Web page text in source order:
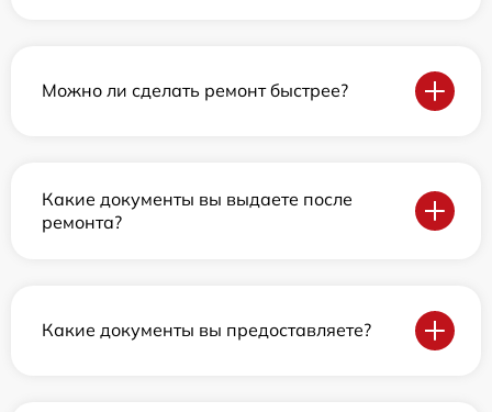
Можно ли сделать ремонт быстрее?
Какие документы вы выдаете после
ремонта?
Какие документы вы предоставляете?